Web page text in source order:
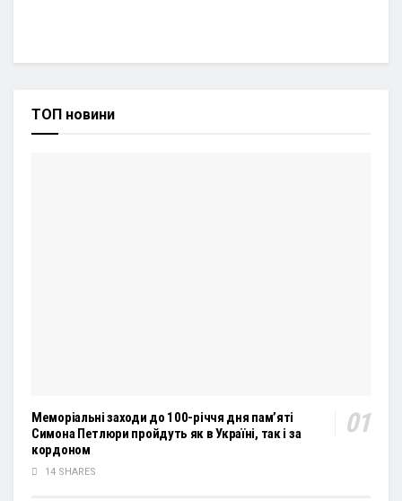
ТОП новини
Меморіальні заходи до 100-річчя дня пам’яті
Симона Петлюри пройдуть як в Україні, так і за
кордоном
14 SHARES